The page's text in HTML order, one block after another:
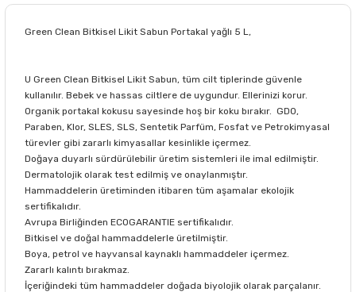
Green Clean Bitkisel Likit Sabun Portakal yağlı 5 L,
U Green Clean Bitkisel Likit Sabun, tüm cilt tiplerinde güvenle
kullanılır. Bebek ve hassas ciltlere de uygundur. Ellerinizi korur.
Organik portakal kokusu sayesinde hoş bir koku bırakır. GDO,
Paraben, Klor, SLES, SLS, Sentetik Parfüm, Fosfat ve Petrokimyasal
türevler gibi zararlı kimyasallar kesinlikle içermez.
Doğaya duyarlı sürdürülebilir üretim sistemleri ile imal edilmiştir.
Dermatolojik olarak test edilmiş ve onaylanmıştır.
Hammaddelerin üretiminden itibaren tüm aşamalar ekolojik
sertifikalıdır.
Avrupa Birliğinden ECOGARANTIE sertifikalıdır.
Bitkisel ve doğal hammaddelerle üretilmiştir.
Boya, petrol ve hayvansal kaynaklı hammaddeler içermez.
Zararlı kalıntı bırakmaz.
İçeriğindeki tüm hammaddeler doğada biyolojik olarak parçalanır.